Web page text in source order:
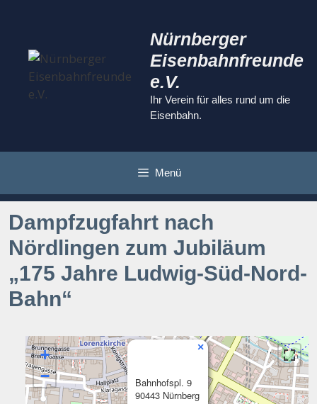
Nürnberger
Eisenbahnfreunde
e.V.
Ihr Verein für alles rund um die
Eisenbahn.
Menü
Dampfzugfahrt nach
Nördlingen zum Jubiläum
„175 Jahre Ludwig-Süd-Nord-
Bahn“
Bahnhofspl. 9
90443 Nürnberg
×
+
−